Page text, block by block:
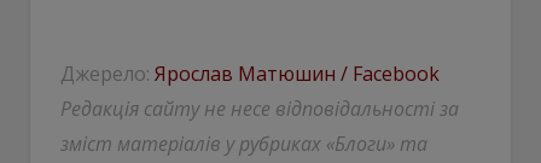
Джерело: Ярослав Матюшин / Facebook
Редакція сайту не несе відповідальності за
зміст матеріалів у рубриках «Блоги» та